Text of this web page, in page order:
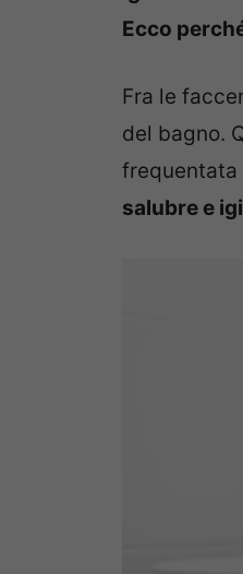
Ecco
Fra le
del bagno.
frequentata
salubre e